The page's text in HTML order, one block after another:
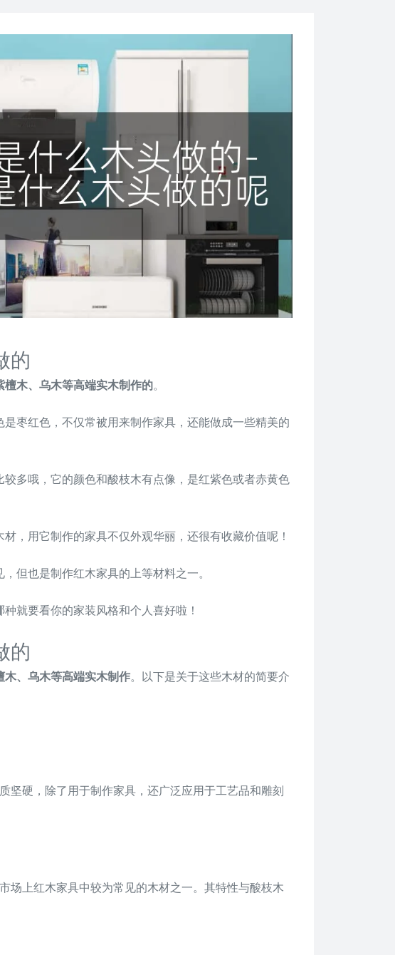
的
木、乌木等高端实木制作的。
是枣红色，不仅常被用来制作家具，还能做成一些精美的
较多哦，它的颜色和酸枝木有点像，是红紫色或者赤黄色
材，用它制作的家具不仅外观华丽，还很有收藏价值呢！
但也是制作红木家具的上等材料之一。
就要看你的家装风格和个人喜好啦！
的
、乌木等高端实木制作。以下是关于这些木材的简要介
坚硬，除了用于制作家具，还广泛应用于工艺品和雕刻
场上红木家具中较为常见的木材之一。其特性与酸枝木